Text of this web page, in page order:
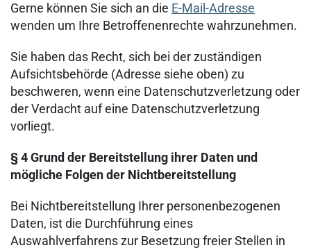
Gerne können Sie sich an die E-Mail-Adresse
wenden um Ihre Betroffenenrechte wahrzunehmen.
Sie haben das Recht, sich bei der zuständigen
Aufsichtsbehörde (Adresse siehe oben) zu
beschweren, wenn eine Datenschutzverletzung oder
der Verdacht auf eine Datenschutzverletzung
vorliegt.
§ 4 Grund der Bereitstellung ihrer Daten und
mögliche Folgen der Nichtbereitstellung
Bei Nichtbereitstellung Ihrer personenbezogenen
Daten, ist die Durchführung eines
Auswahlverfahrens zur Besetzung freier Stellen in